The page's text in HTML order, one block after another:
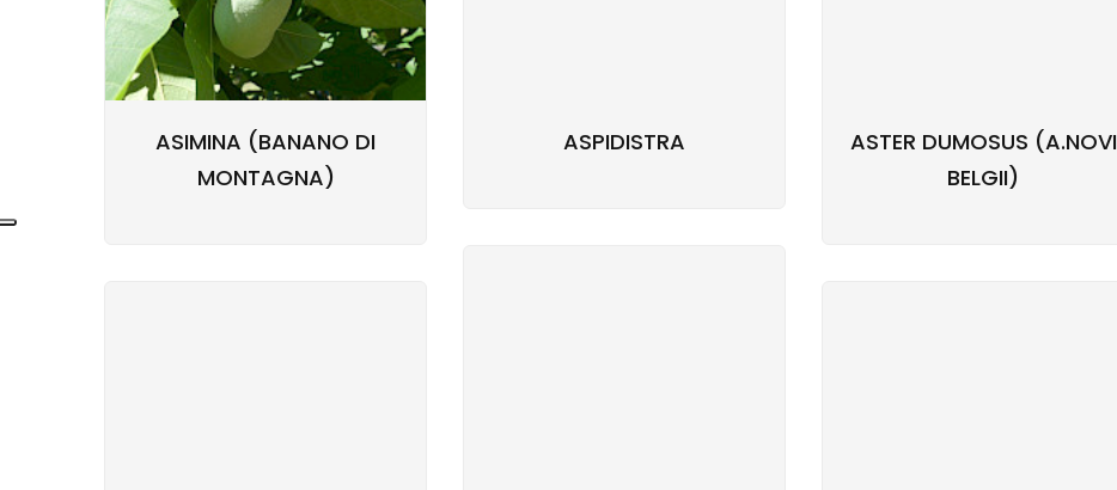
ASIMINA (BANANO DI
MONTAGNA)
ASPIDISTRA
ASTER DUMOSUS (A.NOVI
BELGII)